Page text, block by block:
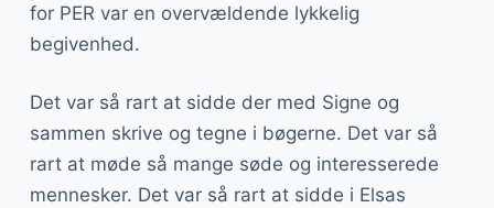
e
n
for PER var en overvældende lykkelig
begivenhed.
Det var så rart at sidde der med Signe og
sammen skrive og tegne i bøgerne. Det var så
rart at møde så mange søde og interesserede
mennesker. Det var så rart at sidde i Elsas